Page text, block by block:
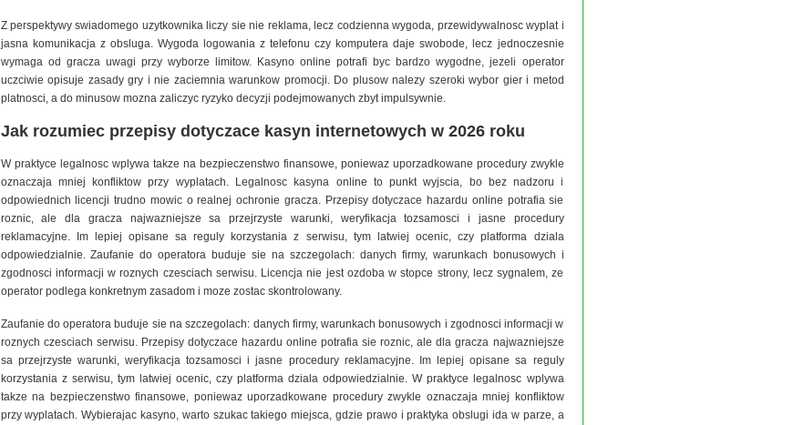
Z perspektywy swiadomego uzytkownika liczy sie nie reklama, lecz codzienna wygoda, przewidywalnosc wyplat i
jasna komunikacja z obsluga. Wygoda logowania z telefonu czy komputera daje swobode, lecz jednoczesnie
wymaga od gracza uwagi przy wyborze limitow. Kasyno online potrafi byc bardzo wygodne, jezeli operator
uczciwie opisuje zasady gry i nie zaciemnia warunkow promocji. Do plusow nalezy szeroki wybor gier i metod
platnosci, a do minusow mozna zaliczyc ryzyko decyzji podejmowanych zbyt impulsywnie.
Jak rozumiec przepisy dotyczace kasyn internetowych w 2026 roku
W praktyce legalnosc wplywa takze na bezpieczenstwo finansowe, poniewaz uporzadkowane procedury zwykle
oznaczaja mniej konfliktow przy wyplatach. Legalnosc kasyna online to punkt wyjscia, bo bez nadzoru i
odpowiednich licencji trudno mowic o realnej ochronie gracza. Przepisy dotyczace hazardu online potrafia sie
roznic, ale dla gracza najwazniejsze sa przejrzyste warunki, weryfikacja tozsamosci i jasne procedury
reklamacyjne. Im lepiej opisane sa reguly korzystania z serwisu, tym latwiej ocenic, czy platforma dziala
odpowiedzialnie. Zaufanie do operatora buduje sie na szczegolach: danych firmy, warunkach bonusowych i
zgodnosci informacji w roznych czesciach serwisu. Licencja nie jest ozdoba w stopce strony, lecz sygnalem, ze
operator podlega konkretnym zasadom i moze zostac skontrolowany.
Zaufanie do operatora buduje sie na szczegolach: danych firmy, warunkach bonusowych i zgodnosci informacji w
roznych czesciach serwisu. Przepisy dotyczace hazardu online potrafia sie roznic, ale dla gracza najwazniejsze
sa przejrzyste warunki, weryfikacja tozsamosci i jasne procedury reklamacyjne. Im lepiej opisane sa reguly
korzystania z serwisu, tym latwiej ocenic, czy platforma dziala odpowiedzialnie. W praktyce legalnosc wplywa
takze na bezpieczenstwo finansowe, poniewaz uporzadkowane procedury zwykle oznaczaja mniej konfliktow
przy wyplatach. Wybierajac kasyno, warto szukac takiego miejsca, gdzie prawo i praktyka obslugi ida w parze, a